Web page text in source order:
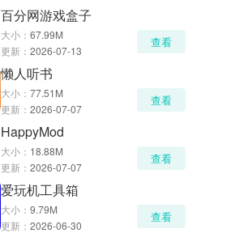
百分网游戏盒子
大小： 67.99M
更新： 2026-07-13
查看
懒人听书
大小： 77.51M
更新： 2026-07-07
查看
HappyMod
大小： 18.88M
更新： 2026-07-07
查看
爱玩机工具箱
大小： 9.79M
更新： 2026-06-30
查看